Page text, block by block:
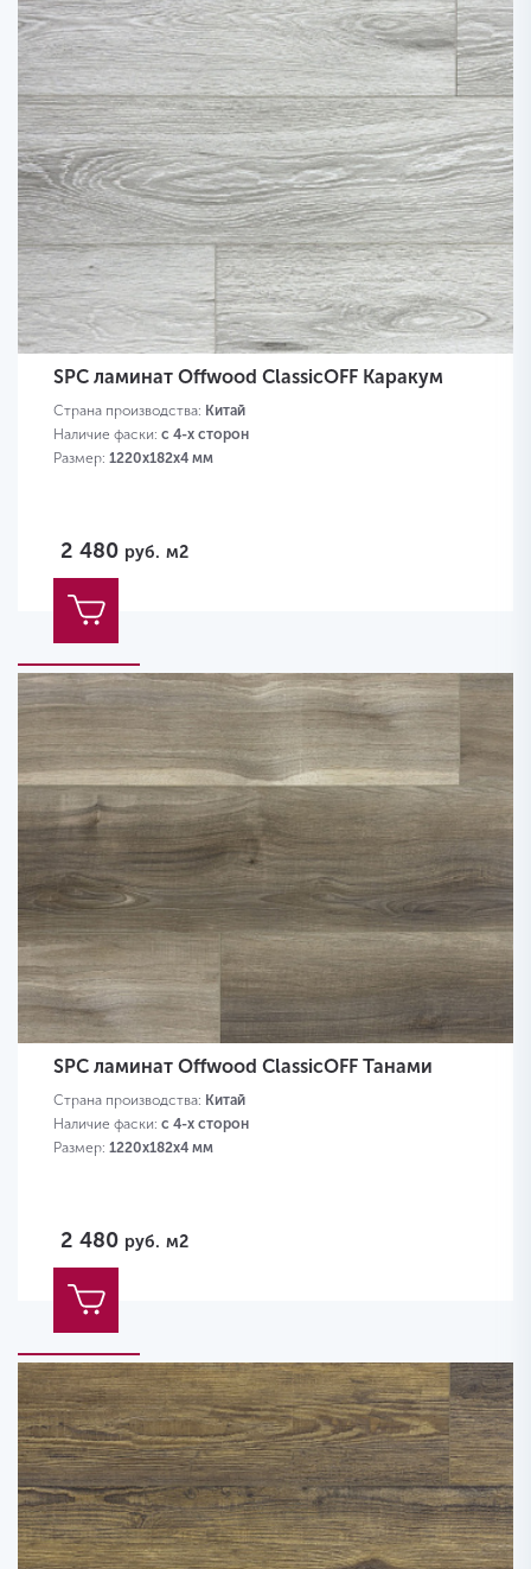
SPC ламинат Offwood ClassicOFF Каракум
Страна производства: Китай
Наличие фаски: с 4-х сторон
Размер: 1220х182х4 мм
2 480 руб. м2
SPC ламинат Offwood ClassicOFF Танами
Страна производства: Китай
Наличие фаски: с 4-х сторон
Размер: 1220х182х4 мм
2 480 руб. м2